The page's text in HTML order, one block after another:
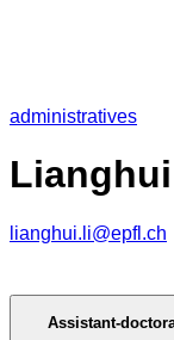
administratives
lianghui.li@epfl.ch
Assistant-